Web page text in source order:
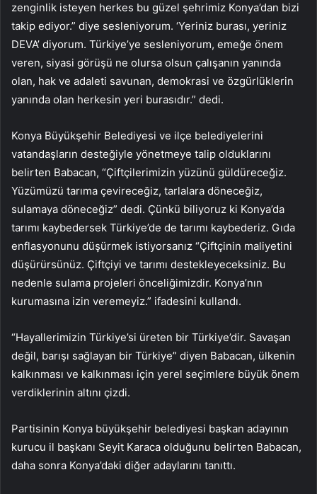
zenginlik isteyen herkes bu güzel şehrimiz Konya’dan bizi
takip ediyor.” diye sesleniyorum. ‘Yeriniz burası, yeriniz
DEVA’ diyorum. Türkiye’ye sesleniyorum, emeğe önem
veren, siyasi görüşü ne olursa olsun çalışanın yanında
olan, hak ve adaleti savunan, demokrasi ve özgürlüklerin
yanında olan herkesin yeri burasıdır.” dedi.
Konya Büyükşehir Belediyesi ve ilçe belediyelerini
vatandaşların desteğiyle yönetmeye talip olduklarını
belirten Babacan, “Çiftçilerimizin yüzünü güldüreceğiz.
Yüzümüzü tarıma çevireceğiz, tarlalara döneceğiz,
sulamaya döneceğiz” dedi. Çünkü biliyoruz ki Konya’da
tarımı kaybedersek Türkiye’de de tarımı kaybederiz. Gıda
enflasyonunu düşürmek istiyorsanız “Çiftçinin maliyetini
düşürürsünüz. Çiftçiyi ve tarımı destekleyeceksiniz. Bu
nedenle sulama projeleri önceliğimizdir. Konya’nın
kurumasına izin veremeyiz.” ifadesini kullandı.
“Hayallerimizin Türkiye’si üreten bir Türkiye’dir. Savaşan
değil, barışı sağlayan bir Türkiye” diyen Babacan, ülkenin
kalkınması ve kalkınması için yerel seçimlere büyük önem
verdiklerinin altını çizdi.
Partisinin Konya büyükşehir belediyesi başkan adayının
kurucu il başkanı Seyit Karaca olduğunu belirten Babacan,
daha sonra Konya’daki diğer adaylarını tanıttı.